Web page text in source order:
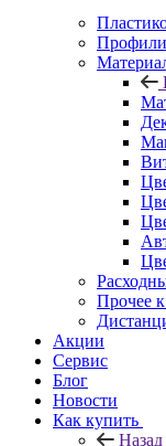
Профили
Прочее
Акции
Сервис
Блог
Новости
Как купить
Назад